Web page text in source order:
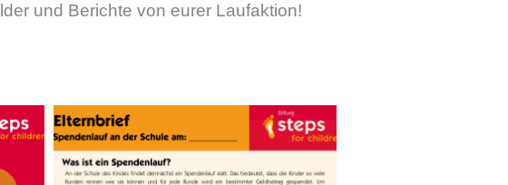
und Berichte von eurer Laufaktion!